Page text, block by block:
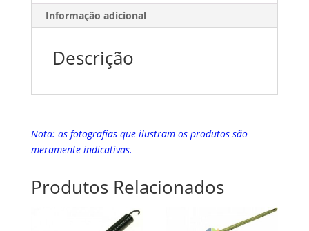
Informação adicional
Descrição
Nota: as fotografias que ilustram os produtos são
meramente indicativas.
Produtos Relacionados